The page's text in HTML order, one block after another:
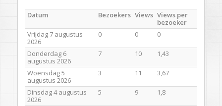
Datum Bezoekers Views Views per
bezoeker
Vrijdag 7 augustus
2026
0 0 0
Donderdag 6
augustus 2026
7 10 1,43
Woensdag 5
augustus 2026
3 11 3,67
Dinsdag 4 augustus
2026
5 9 1,8